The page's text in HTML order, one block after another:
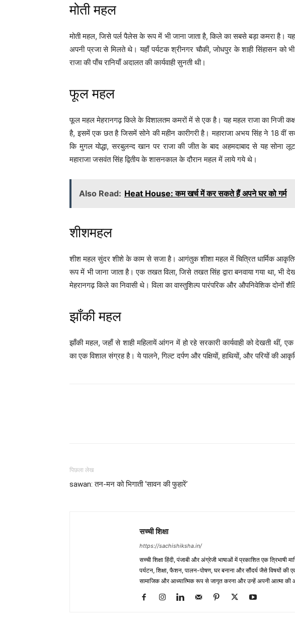
मोती महल
मोती महल, जिसे पर्ल पैलेस के रूप में भी जाना जाता है, किले का सबसे बड़ा कमरा है। यह
अपनी प्रजा से मिलते थे। यहाँ पर्यटक श्रीनगर चौकी, जोधपुर के शाही सिंहासन को
राजा की पाँच रानियाँ अदालत की कार्यवाही सुनती थी।
फूल महल
फूल महल मेहरानगढ़ किले के विशालतम कमरों में से एक है। यह महल राजा का निजी
है, इसमें एक छत है जिसमें सोने की महीन कारीगरी है। महाराजा अभय सिंह ने 18 वीं
कि मुगल योद्धा, सरबुलन्द खान पर राजा की जीत के बाद अहमदाबाद से यह सोना
महाराजा जसवंत सिंह द्वितीय के शासनकाल के दौरान महल में लाये गये थे।
Also Read: Heat House: कम खर्च में कर सकते हैं अपने घर को गर्म
शीशमहल
शीश महल सुंदर शीशे के काम से सजा है। आगंतुक शीशा महल में चित्रित धार्मिक
रूप में भी जाना जाता है। एक तखत विला, जिसे तखत सिंह द्वारा बनवाया गया था,
मेहरानगढ़ किले का निवासी थे। विला का वास्तुशिल्प पारंपरिक और औपनिवेशिक दोनों
झाँकी महल
झाँकी महल, जहाँ से शाही महिलायें आंगन में हो रहे सरकारी कार्यवाही को देखती थीं,
का एक विशाल संग्रह है। ये पालने, गिल्ट दर्पण और पक्षियों, हाथियों, और परियों की
पिछला लेख
sawan: तन-मन को भिगाती ‘सावन की फुहारें’
सच्ची शिक्षा
https://sachishiksha.in/
सच्ची शिक्षा हिंदी, पंजाबी और अंग्रेजी भाषाओं में प्रकाशित एक
पर्यटन, शिक्षा, फैशन, पालन-पोषण, घर बनाना और सौंदर्य जैसे विषयों की
सामाजिक और आध्यात्मिक रूप से जागृत करना और उन्हें अपनी आत्मा की